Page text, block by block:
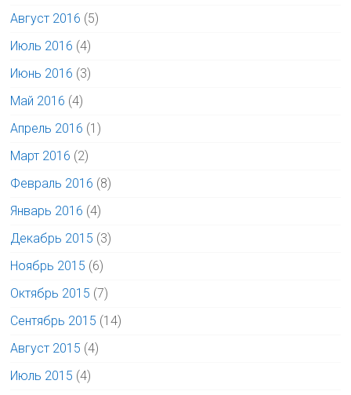
Август 2016 (5)
Июль 2016 (4)
Июнь 2016 (3)
Май 2016 (4)
Апрель 2016 (1)
Март 2016 (2)
Февраль 2016 (8)
Январь 2016 (4)
Декабрь 2015 (3)
Ноябрь 2015 (6)
Октябрь 2015 (7)
Сентябрь 2015 (14)
Август 2015 (4)
Июль 2015 (4)